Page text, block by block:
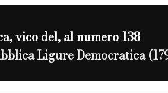
vico del, al numero 138
Ligure Democratica